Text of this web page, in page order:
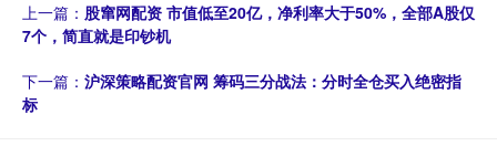
上一篇： 股窜网配资 市值低至20亿，净利率大于50%，全部A股仅
7个，简直就是印钞机
下一篇： 沪深策略配资官网 筹码三分战法：分时全仓买入绝密指
标